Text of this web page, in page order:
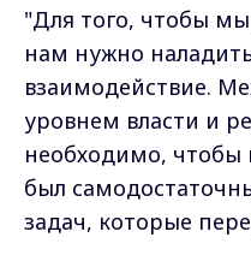
"Для того, чтобы
нам нужно
взаимодействие.
уровнем власти и
необходимо, чтобы
был
задач, которые